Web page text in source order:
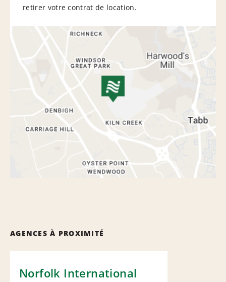
retirer votre contrat de location.
AGENCES À PROXIMITÉ
Norfolk International